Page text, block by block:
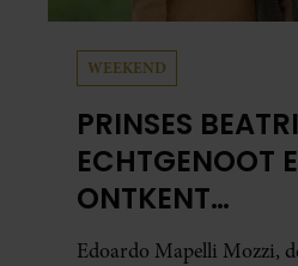
WEEKEND
PRINSES
ECHTGENOOT
ONTKENT
Edoardo Mapelli Mozzi,